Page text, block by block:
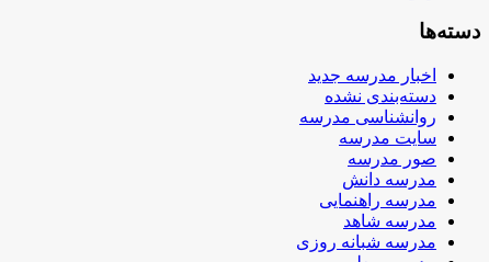
دسته‌ها
اخبار مدرسه جدید
دسته‌بندی نشده
روانشناسی مدرسه
سایت مدرسه
صور مدرسه
مدرسه دانش
مدرسه راهنمایی
مدرسه شاهد
مدرسه شبانه روزی